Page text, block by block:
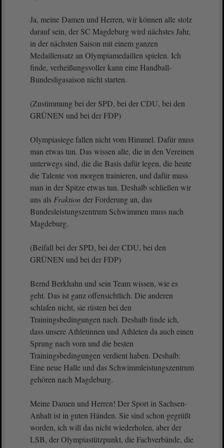
Ja, meine Damen und Herren, wir können alle stolz
darauf sein, der SC Magdeburg wird nächstes Jahr,
in der nächsten Saison mit einem ganzen
Medaillensatz an Olympiamedaillen spielen. Ich
finde, verheißungsvoller kann eine Handball-
Bundesligasaison nicht starten.
(Zustimmung bei der SPD, bei der CDU, bei den
GRÜNEN und bei der FDP)
Olympiasiege fallen nicht vom Himmel. Dafür muss
man etwas tun. Das wissen alle, die in den Vereinen
unterwegs sind, die die Basis dafür legen, die heute
die Talente von morgen trainieren, und dafür muss
man in der Spitze etwas tun. Deshalb schließen wir
uns als Fraktion der Forderung an, das
Bundesleistungszentrum Schwimmen muss nach
Magdeburg.
(Beifall bei der SPD, bei der CDU, bei den
GRÜNEN und bei der FDP)
Bernd Berkhahn und sein Team wissen, wie es
geht. Das ist ganz offensichtlich. Die anderen
schlafen nicht, sie rüsten bei den
Trainingsbedingungen nach. Deshalb finde ich,
dass unsere Athletinnen und Athleten da auch einen
Sprung nach vorn und die besten
Trainingsbedingungen verdient haben. Deshalb:
Eine neue Halle und das Schwimmleistungszentrum
gehören nach Magdeburg.
Meine Damen und Herren! Der Sport in Sachsen-
Anhalt ist in guten Händen. Sie sind schon gegrüßt
worden, ich will das nicht wiederholen, aber der
LSB, der Olympiastützpunkt, die Fachverbände, die